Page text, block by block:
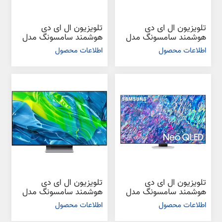
تلویزیون ال ای دی
هوشمند سامسونگ مدل
QN85B سایز 75 اینچ
اطلاعات محصول
تلویزیون ال ای دی
هوشمند سامسونگ مدل
QN85B سایز 65 اینچ
اطلاعات محصول
تلویزیون ال ای دی
هوشمند سامسونگ مدل
QN85B سایز 55 اینچ
اطلاعات محصول
تلویزیون ال ای دی
هوشمند سامسونگ مدل
S95B سایز 65 اینچ
اطلاعات محصول